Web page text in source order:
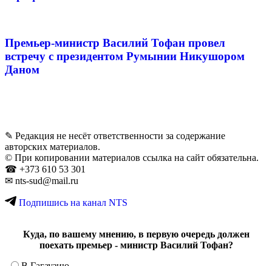
Премьер-министр Василий Тофан провел
встречу с президентом Румынии Никушором
Даном
✎ Редакция не несёт ответственности за содержание
авторских материалов.
© При копировании материалов ссылка на сайт обязательна.
☎︎ +373 610 53 301
✉ nts-sud@mail.ru
Подпишись на канал NTS
Куда, по вашему мнению, в первую очередь должен
поехать премьер - министр Василий Тофан?